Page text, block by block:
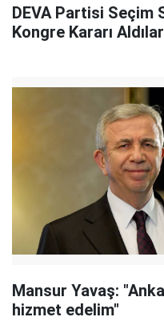
DEVA Partisi Seçim
Kongre Kararı Aldılar
Mansur Yavaş:
hizmet edelim"